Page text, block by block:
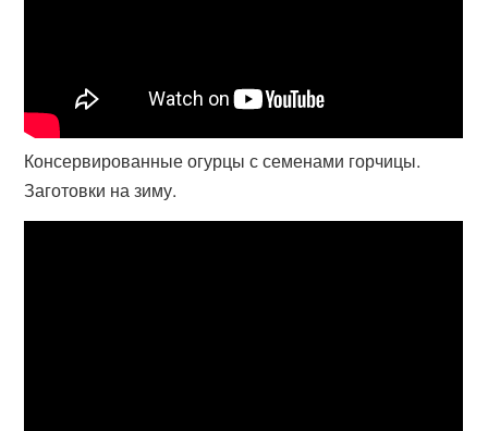
Консервированные огурцы с семенами горчицы.
Заготовки на зиму.